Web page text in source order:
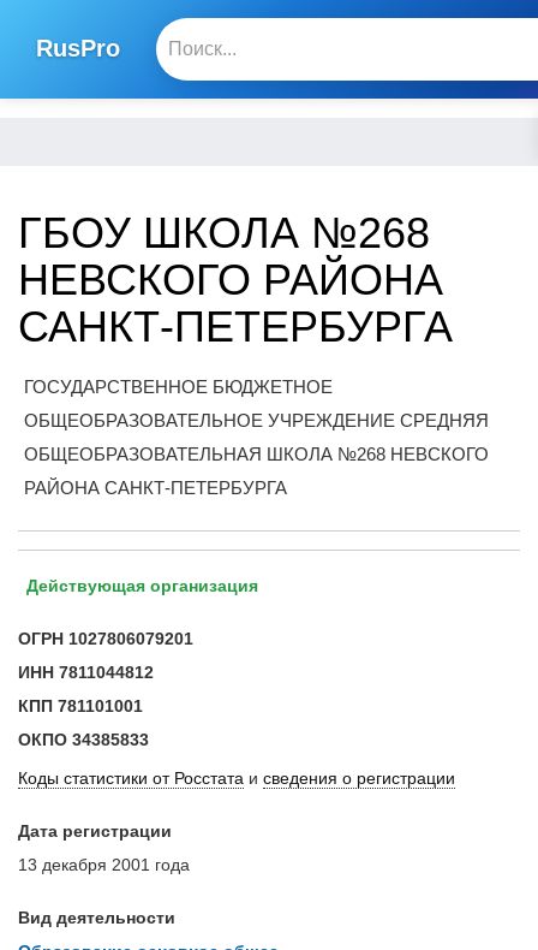
RusPro
ГБОУ ШКОЛА №268
НЕВСКОГО РАЙОНА
САНКТ-ПЕТЕРБУРГА
ГОСУДАРСТВЕННОЕ БЮДЖЕТНОЕ
ОБЩЕОБРАЗОВАТЕЛЬНОЕ УЧРЕЖДЕНИЕ СРЕДНЯЯ
ОБЩЕОБРАЗОВАТЕЛЬНАЯ ШКОЛА №268 НЕВСКОГО
РАЙОНА САНКТ-ПЕТЕРБУРГА
Действующая организация
ОГРН 1027806079201
ИНН 7811044812
КПП 781101001
ОКПО 34385833
Коды статистики от Росстата и сведения о регистрации
Дата регистрации
13 декабря 2001 года
Вид деятельности